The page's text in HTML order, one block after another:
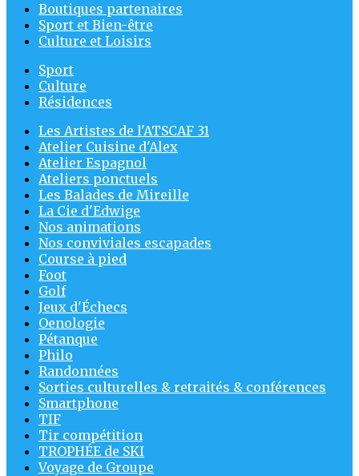
Boutiques partenaires
Sport et Bien-être
Culture et Loisirs
Sport
Culture
Résidences
Les Artistes de l'ATSCAF 31
Atelier Cuisine d'Alex
Atelier Espagnol
Ateliers ponctuels
Les Balades de Mireille
La Cie d'Edwige
Nos animations
Nos conviviales escapades
Course à pied
Foot
Golf
Jeux d'Échecs
Oenologie
Pétanque
Philo
Randonnées
Sorties culturelles & retraités & conférences
Smartphone
TIF
Tir compétition
TROPHÉE de SKI
Voyage de Groupe